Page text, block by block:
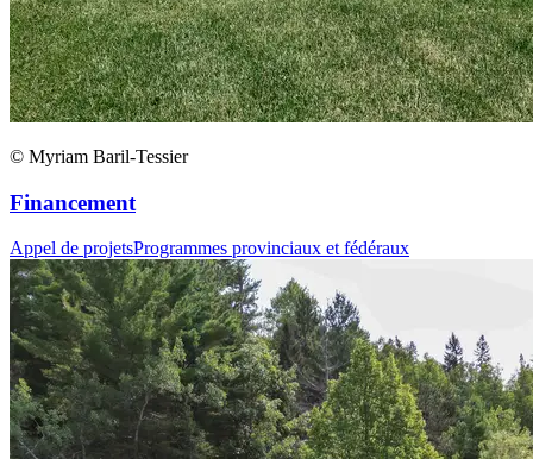
© Myriam Baril-Tessier
Financement
Appel de projetsProgrammes provinciaux et fédéraux